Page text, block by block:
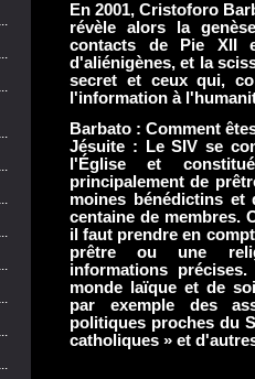
En 2001, Cristoforo
révèle alors la
contacts de Pie XII
d'aliénigènes, et la
secret et ceux qui,
l'information à
Barbato : Comment
Jésuite : Le SIV se
l'Église et
principalement de
moines bénédictins
centaine de membres.
il faut prendre en
prêtre ou une
informations
monde laïque et de
par exemple des
politiques proches du
catholiques » et